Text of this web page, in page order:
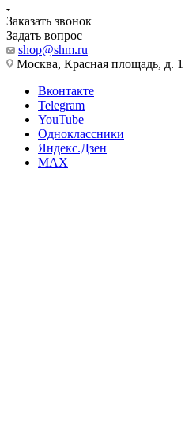
Заказать звонок
Задать вопрос
shop@shm.ru
Москва, Красная площадь, д. 1
Вконтакте
Telegram
YouTube
Одноклассники
Яндекс.Дзен
MAX